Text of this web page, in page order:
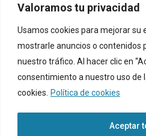
Valoramos tu privacidad
Usamos cookies para mejorar su
mostrarle anuncios o contenidos
nuestro tráfico. Al hacer clic en
consentimiento a nuestro uso de
cookies. Política de cookies
Aceptar